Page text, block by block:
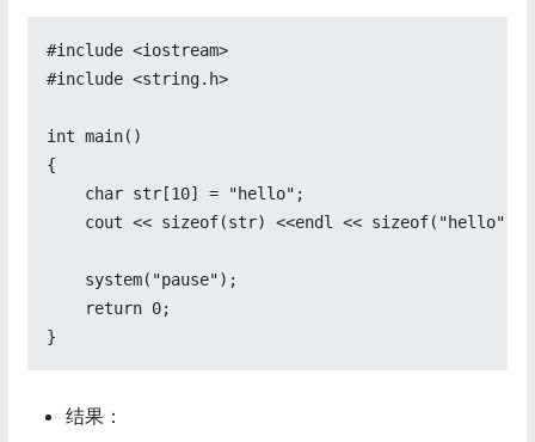
#include <iostream>
#include <string.h>
int main()
{
    char str[10] = "hello";
cout << sizeof(str) <<endl <<
    system("pause");
    return 0;
}
结果：